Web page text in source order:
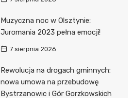
Muzyczna noc w Olsztynie:
Juromania 2023 pełna emocji!
7 sierpnia 2026
Rewolucja na drogach gminnych:
nowa umowa na przebudowę
Bystrzanowic i Gór Gorzkowskich